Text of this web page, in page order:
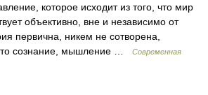
которое исходит из того, что мир
объективно, вне и независимо от
первична, никем не сотворена,
сознание, мышление …
Современная